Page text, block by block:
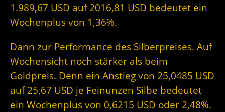
1.989,67 USD auf 2016,81 USD bedeutet ein
Wochenplus von 1,36%.
Dann zur Performance des Silberpreises. Auf
Wochensicht noch stärker als beim
Goldpreis. Denn ein Anstieg von 25,0485 USD
auf 25,67 USD je Feinunzen Silbe bedeutet
ein Wochenplus von 0,6215 USD oder 2,48%.